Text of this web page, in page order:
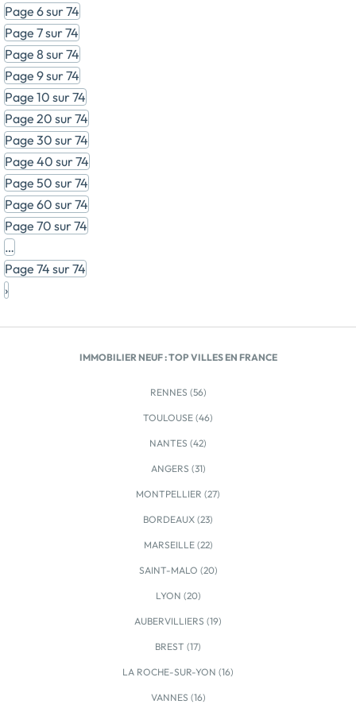
paisible, fait de dunes préservées, de plages de sable
blanc et de voies cyclables longeant la côte. A 5mn de
Plouharnel se trouve la ville de Carnac, connue pour
sa grande plage mais aussi ses Alignements.Côté
architecture, VILLA MARINE reprend les codes des
constructions traditionnelles voisines, avec des
enduits aux couleurs naturelles, […] Voir le
programme immobilier neuf >>
Page 6 sur 74
Page 7 sur 74
Page 8 sur 74
Page 9 sur 74
Page 10 sur 74
Page 20 sur 74
Page 30 sur 74
Page 40 sur 74
Page 50 sur 74
Page 60 sur 74
Page 70 sur 74
…
Page 74 sur 74
›
IMMOBILIER NEUF : TOP VILLES EN FRANCE
RENNES (56)
TOULOUSE (46)
NANTES (42)
ANGERS (31)
MONTPELLIER (27)
BORDEAUX (23)
MARSEILLE (22)
SAINT-MALO (20)
LYON (20)
AUBERVILLIERS (19)
BREST (17)
LA ROCHE-SUR-YON (16)
VANNES (16)